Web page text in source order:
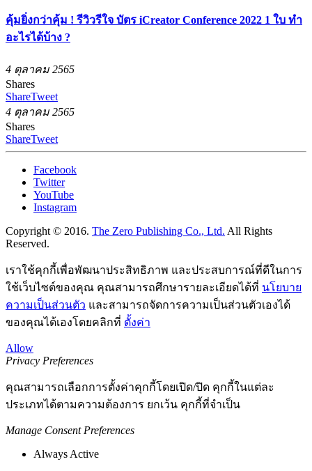
คุ้มยิ่งกว่าคุ้ม ! รีวิวรีใจ บัตร iCreator Conference 2022 1 ใบ ทำ
อะไรได้บ้าง ?
4 ตุลาคม 2565
Shares
ShareTweet
4 ตุลาคม 2565
Shares
ShareTweet
Facebook
Twitter
YouTube
Instagram
Copyright © 2016. The Zero Publishing Co., Ltd. All Rights
Reserved.
เราใช้คุกกี้เพื่อพัฒนาประสิทธิภาพ และประสบการณ์ที่ดีในการ
ใช้เว็บไซต์ของคุณ คุณสามารถศึกษารายละเอียดได้ที่ นโยบาย
ความเป็นส่วนตัว และสามารถจัดการความเป็นส่วนตัวเองได้
ของคุณได้เองโดยคลิกที่ ตั้งค่า
Allow
Privacy Preferences
คุณสามารถเลือกการตั้งค่าคุกกี้โดยเปิด/ปิด คุกกี้ในแต่ละ
ประเภทได้ตามความต้องการ ยกเว้น คุกกี้ที่จำเป็น
Manage Consent Preferences
Always Active